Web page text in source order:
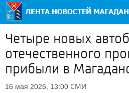
Четыре новых
отечественного
прибыли в
16 мая 2026, 13:00 СМИ